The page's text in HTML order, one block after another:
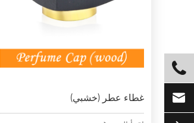
غطاء عطر (خشبي)

